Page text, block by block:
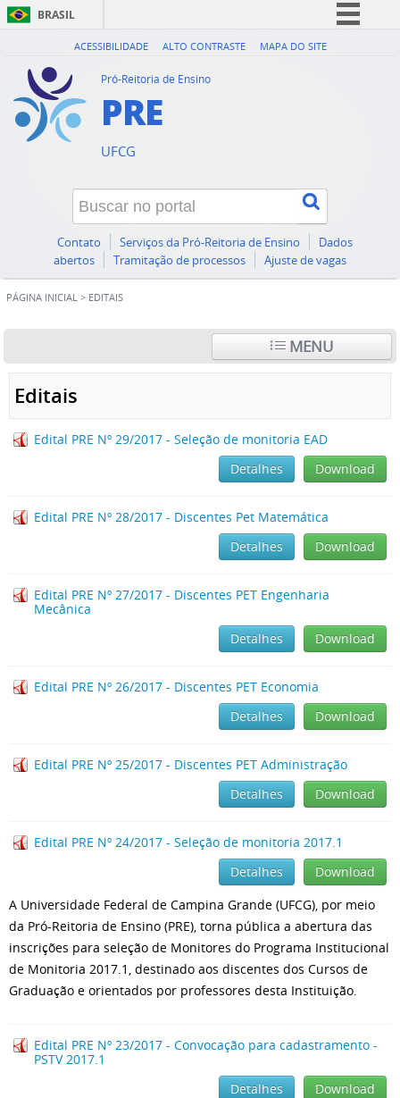
BRASIL
Simplifique!
Canais
ACESSIBILIDADE ALTO CONTRASTE MAPA DO SITE
Pró-Reitoria de Ensino
PRE
UFCG
Contato Serviços da Pró-Reitoria de Ensino
Dados
abertos
Tramitação de processos Ajuste de vagas
PÁGINA INICIAL > EDITAIS
MENU
Editais
Edital PRE Nº 29/2017 - Seleção de monitoria EAD
Download
Detalhes
Edital PRE Nº 28/2017 - Discentes Pet Matemática
Download
Detalhes
Edital PRE Nº 27/2017 - Discentes PET Engenharia
Mecânica
Download
Detalhes
Edital PRE Nº 26/2017 - Discentes PET Economia
Download
Detalhes
Edital PRE Nº 25/2017 - Discentes PET Administração
Download
Detalhes
Edital PRE Nº 24/2017 - Seleção de monitoria 2017.1
Download
Detalhes
A Universidade Federal de Campina Grande (UFCG), por meio
da Pró-Reitoria de Ensino (PRE), torna pública a abertura das
inscrições para seleção de Monitores do Programa Institucional
de Monitoria 2017.1, destinado aos discentes dos Cursos de
Graduação e orientados por professores desta Instituição.
Edital PRE Nº 23/2017 - Convocação para cadastramento -
PSTV 2017.1
Download
Detalhes